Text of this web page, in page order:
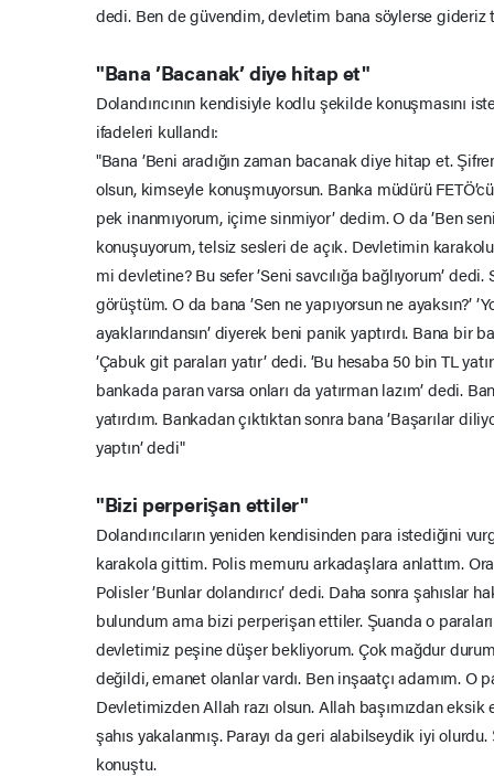
dedi. Ben de güvendim, devletim bana söylerse
"Bana ’Bacanak’ diye hitap et"
Dolandırıcının kendisiyle kodlu şekilde konuşmasını
ifadeleri kullandı:
"Bana ’Beni aradığın zaman bacanak diye hitap et.
olsun, kimseyle konuşmuyorsun. Banka müdürü
pek inanmıyorum, içime sinmiyor’ dedim. O da ’Ben
konuşuyorum, telsiz sesleri de açık. Devletimin
mi devletine? Bu sefer ’Seni savcılığa bağlıyorum’
görüştüm. O da bana ’Sen ne yapıyorsun ne ayaksın?’
ayaklarındansın’ diyerek beni panik yaptırdı. Bana bir
’Çabuk git paraları yatır’ dedi. ’Bu hesaba 50 bin TL
bankada paran varsa onları da yatırman lazım’ dedi.
yatırdım. Bankadan çıktıktan sonra bana ’Başarılar
yaptın’ dedi"
"Bizi perperişan ettiler"
Dolandırıcıların yeniden kendisinden para istediğini
karakola gittim. Polis memuru arkadaşlara anlattım.
Polisler ’Bunlar dolandırıcı’ dedi. Daha sonra şahıslar
bulundum ama bizi perperişan ettiler. Şuanda o
devletimiz peşine düşer bekliyorum. Çok mağdur
değildi, emanet olanlar vardı. Ben inşaatçı adamım. O
Devletimizden Allah razı olsun. Allah başımızdan
şahıs yakalanmış. Parayı da geri alabilseydik iyi
konuştu.